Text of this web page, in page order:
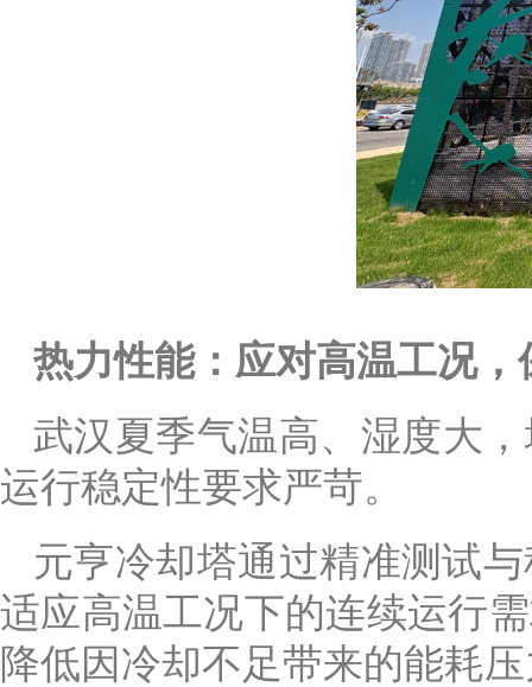
热力性能：应对高温工况
武汉夏季气温高、湿度大
运行稳定性要求严苛。
元亨冷却塔通过精准测试
适应高温工况下的连续运行
降低因冷却不足带来的能耗